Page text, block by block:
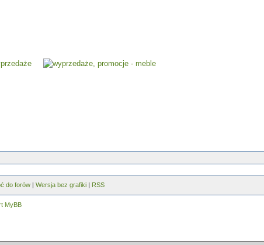
do forów | Wersja bez grafiki | RSS
MyBB